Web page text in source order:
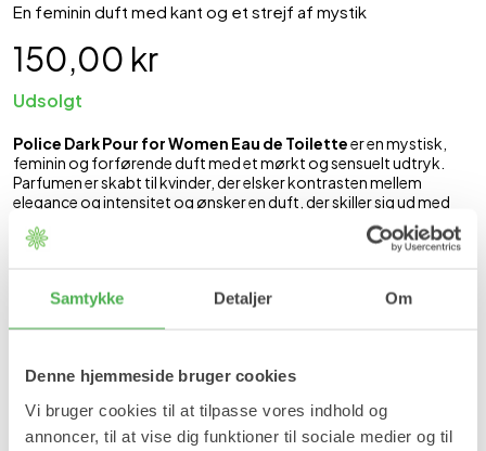
Samtykke Detaljer Om
Denne hjemmeside bruger cookies
Vi bruger cookies til at tilpasse vores indhold og
annoncer, til at vise dig funktioner til sociale medier og til
En feminin duft med kant og et strejf af mystik
150,00 kr
Udsolgt
Police Dark Pour for Women Eau de Toiletteer en mystisk,
feminin og forførende duft med et mørkt og sensuelt udtryk.
Parfumen er skabt til kvinder, der elsker kontrasten mellem
elegance og intensitet og ønsker en duft, der skiller sig ud med
attitude.
Duftnoter
Topnoter:
Bergamot, sort peber
Hjertenoter:Jasmin, rose
100 ml Police Dark Pour for Women Eau de Toilette.